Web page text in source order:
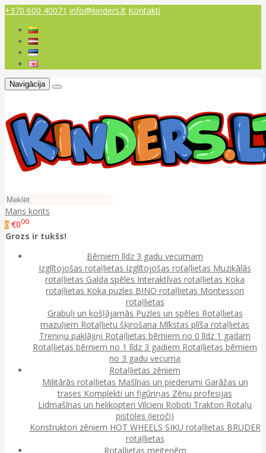
+370 600 40071 info@kinders.lt Kontakti
Navigācija
Mans konts
0 €000
Grozs ir tukšs!
Bērniem līdz 3 gadu vecumam
Izglītojošas rotaļlietas Izglītojošas rotaļlietas Muzikālās
rotaļlietas Galda spēles Interaktīvas rotaļlietas Koka
rotaļlietas Koka puzles BINO rotaļlietas Montessori
rotaļlietas
Grabuļi un košļājamās Puzles un spēles Rotaļlietas
mazuļiem Rotaļlietu šķirošana Mīkstas plīša rotaļlietas
Treniņu paklājiņi Rotaļlietas bērniem no 0 līdz 1 gadam
Rotaļlietas bērniem no 1 līdz 3 gadiem Rotaļlietas bērniem
no 3 gadu vecuma
Rotaļlietas zēniem
Militārās rotaļlietas Mašīnas un piederumi Garāžas un
trases Komplekti un figūriņas Zēnu profesijas
Lidmašīnas un helikopteri Vilcieni Roboti Traktori Rotaļu
pistoles (ieroči)
Konstruktori zēniem HOT WHEELS SIKU rotaļlietas BRUDER
rotaļlietas
Rotaļlietas meitenēm